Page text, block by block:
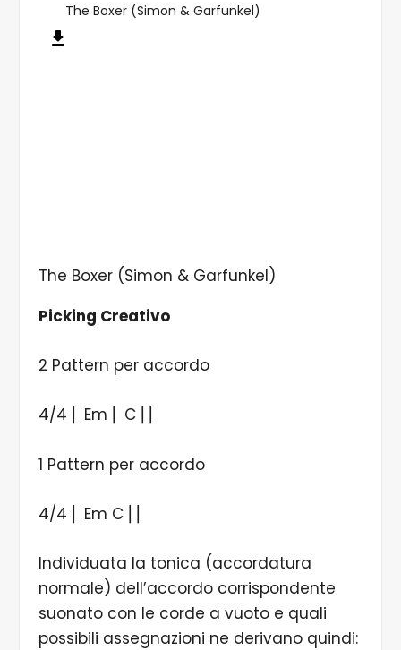
The Boxer (Simon & Garfunkel)
The Boxer (Simon & Garfunkel)
Picking Creativo
2 Pattern per accordo
4/4 ⎜ Em ⎜ C ⎜⎜
1 Pattern per accordo
4/4 ⎜ Em C ⎜⎜
Individuata la tonica (accordatura
normale) dell’accordo corrispondente
suonato con le corde a vuoto e quali
possibili assegnazioni ne derivano quindi: